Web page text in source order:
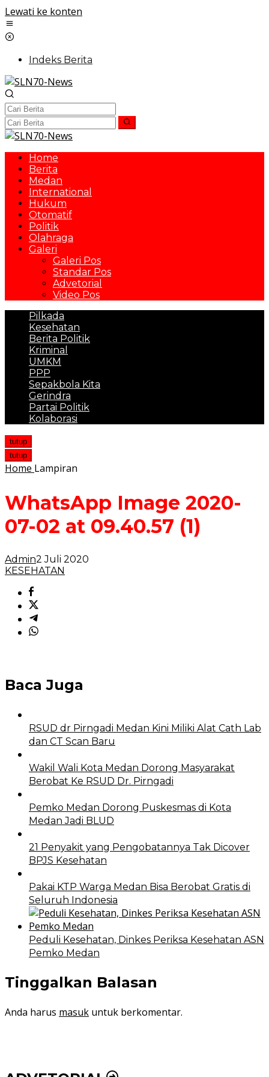
Lewati ke konten
Indeks Berita
Home
Berita
Medan
International
Hukum
Otomatif
Politik
Olahraga
Galeri
Galeri Pos
Standar Pos
Advetorial
Video Pos
Pilkada
Kesehatan
Berita Politik
Kriminal
UMKM
PPP
Sepakbola Kita
Gerindra
Partai Politik
Kolaborasi
tutup
tutup
Home Lampiran
WhatsApp Image 2020-
07-02 at 09.40.57 (1)
Admin2 Juli 2020
KESEHATAN
Baca Juga
RSUD dr Pirngadi Medan Kini Miliki Alat Cath Lab
dan CT Scan Baru
Wakil Wali Kota Medan Dorong Masyarakat
Berobat Ke RSUD Dr. Pirngadi
Pemko Medan Dorong Puskesmas di Kota
Medan Jadi BLUD
21 Penyakit yang Pengobatannya Tak Dicover
BPJS Kesehatan
Pakai KTP Warga Medan Bisa Berobat Gratis di
Seluruh Indonesia
Peduli Kesehatan, Dinkes Periksa Kesehatan ASN
Pemko Medan
Tinggalkan Balasan
Anda harus masuk untuk berkomentar.